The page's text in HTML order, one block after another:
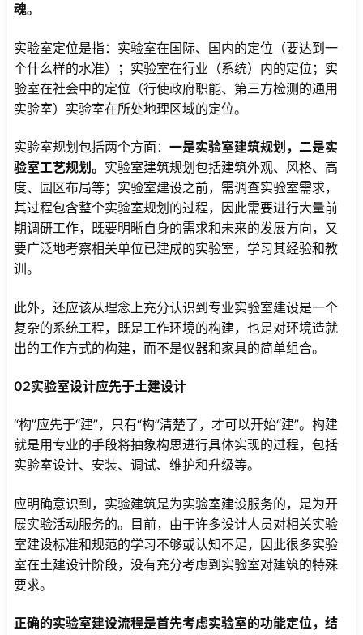
魂。
实验室定位是指：实验室在国际、国内的定位（要达到一
个什么样的水准）；实验室在行业（系统）内的定位；实
验室在社会中的定位（行使政府职能、第三方检测的通用
实验室）实验室在所处地理区域的定位。
实验室规划包括两个方面： 一是实验室建筑规划，二是实
验室工艺规划。 实验室建筑规划包括建筑外观、风格、高
度、园区布局等；实验室建设之前，需调查实验室需求，
其过程包含整个实验室规划的过程，因此需要进行大量前
期调研工作，既要明晰自身的需求和未来的发展方向，又
要广泛地考察相关单位已建成的实验室，学习其经验和教
训。
此外，还应该从理念上充分认识到专业实验室建设是一个
复杂的系统工程，既是工作环境的构建，也是对环境造就
出的工作方式的构建，而不是仪器和家具的简单组合。
02实验室设计应先于土建设计
“构”应先于“建”，只有“构”清楚了，才可以开始“建”。构建
就是用专业的手段将抽象构思进行具体实现的过程，包括
实验室设计、安装、调试、维护和升级等。
应明确意识到，实验建筑是为实验室建设服务的，是为开
展实验活动服务的。目前，由于许多设计人员对相关实验
室建设标准和规范的学习不够或认知不足，因此很多实验
室在土建设计阶段，没有充分考虑到实验室对建筑的特殊
要求。
正确的实验室建设流程是首先考虑实验室的功能定位，结